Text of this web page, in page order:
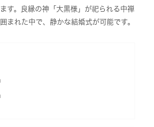
す。良縁の神「大黒様」が祀られる中禅
まれた中で、静かな結婚式が可能です。